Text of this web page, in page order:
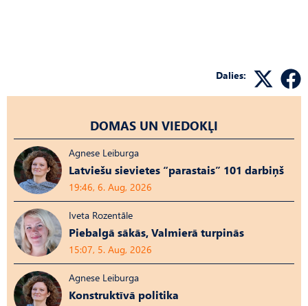
Dalies:
DOMAS UN VIEDOKĻI
Agnese Leiburga
Latviešu sievietes “parastais” 101 darbiņš
19:46, 6. Aug, 2026
Iveta Rozentāle
Piebalgā sākās, Valmierā turpinās
15:07, 5. Aug, 2026
Agnese Leiburga
Konstruktīvā politika